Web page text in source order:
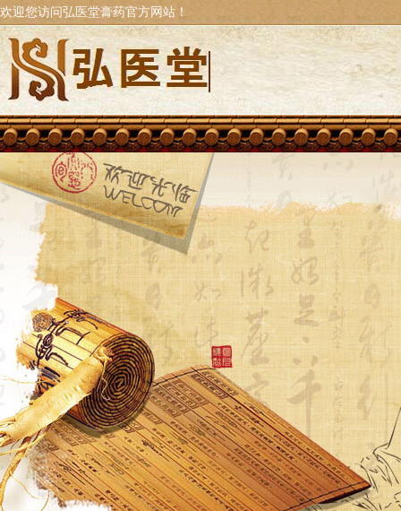
欢迎您访问弘医堂膏药官方网站！